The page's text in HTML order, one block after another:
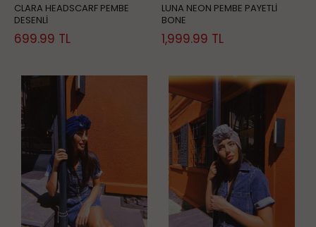
CLARA HEADSCARF PEMBE
DESENLİ
699.99 TL
LUNA NEON PEMBE PAYETLİ
BONE
1,999.99 TL